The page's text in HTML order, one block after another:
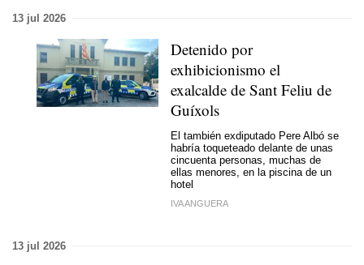
13 jul 2026
Detenido por
exhibicionismo el
exalcalde de Sant Feliu de
Guíxols
El también exdiputado Pere Albó se
habría toqueteado delante de unas
cincuenta personas, muchas de
ellas menores, en la piscina de un
hotel
IVA ANGUERA
13 jul 2026